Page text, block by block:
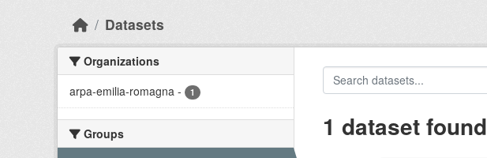
Datasets
Organizations
arpa-emilia-romagna - 1
Groups
1 dataset found